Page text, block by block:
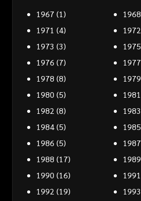
1967 (1) 1968
1971 (4) 1972
1973 (3) 1975
1976 (7) 1977
1978 (8) 1979
1980 (5) 1981
1982 (8) 1983
1984(5) 1985
1986 (5) 1987
1988 (17) 1989
1990 (16) 1991
1992 (19) 1993